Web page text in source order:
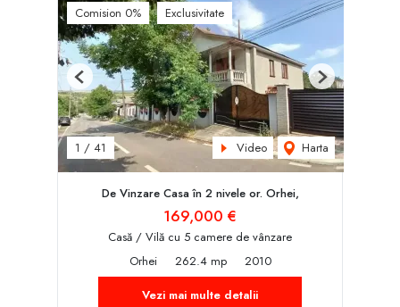
Comision 0% Exclusivitate
1 / 41 Video Harta
Previous Next
De Vinzare Casa în 2 nivele or. Orhei,
169,000 €
Casă / Vilă cu 5 camere de vânzare
Orhei
262.4 mp
2010
Vezi mai multe detalii